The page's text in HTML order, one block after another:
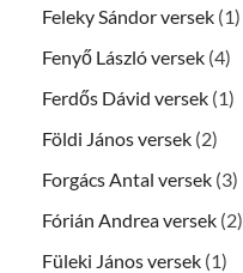
Feleky Sándor versek (1)
Fenyő László versek (4)
Ferdős Dávid versek (1)
Földi János versek (2)
Forgács Antal versek (3)
Fórián Andrea versek (2)
Füleki János versek (1)